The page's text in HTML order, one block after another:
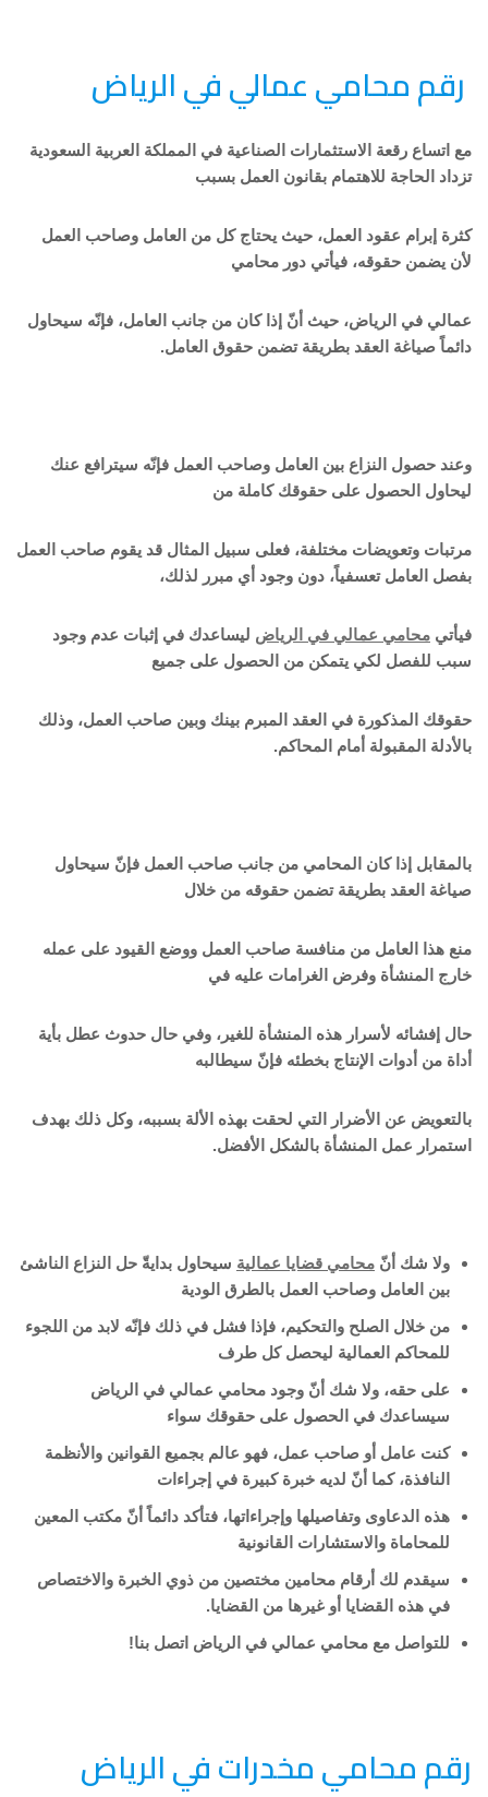
رقم محامي عمالي في الرياض
مع اتساع رقعة الاستثمارات الصناعية في المملكة العربية السعودية
تزداد الحاجة للاهتمام بقانون العمل بسبب
كثرة إبرام عقود العمل، حيث يحتاج كل من العامل وصاحب العمل
لأن يضمن حقوقه، فيأتي دور محامي
عمالي في الرياض، حيث أنّ إذا كان من جانب العامل، فإنّه سيحاول
دائماً صياغة العقد بطريقة تضمن حقوق العامل.
وعند حصول النزاع بين العامل وصاحب العمل فإنّه سيترافع عنك
ليحاول الحصول على حقوقك كاملة من
مرتبات وتعويضات مختلفة، فعلى سبيل المثال قد يقوم صاحب العمل
بفصل العامل تعسفياً، دون وجود أي مبرر لذلك،
فيأتي محامي عمالي في الرياض ليساعدك في إثبات عدم وجود
سبب للفصل لكي يتمكن من الحصول على جميع
حقوقك المذكورة في العقد المبرم بينك وبين صاحب العمل، وذلك
بالأدلة المقبولة أمام المحاكم.
بالمقابل إذا كان المحامي من جانب صاحب العمل فإنّ سيحاول
صياغة العقد بطريقة تضمن حقوقه من خلال
منع هذا العامل من منافسة صاحب العمل ووضع القيود على عمله
خارج المنشأة وفرض الغرامات عليه في
حال إفشائه لأسرار هذه المنشأة للغير، وفي حال حدوث عطل بأية
أداة من أدوات الإنتاج بخطئه فإنّ سيطالبه
بالتعويض عن الأضرار التي لحقت بهذه الألة بسببه، وكل ذلك بهدف
استمرار عمل المنشأة بالشكل الأفضل.
ولا شك أنّ محامي قضايا عمالية سيحاول بدايةّ حل النزاع الناشئ
بين العامل وصاحب العمل بالطرق الودية
من خلال الصلح والتحكيم، فإذا فشل في ذلك فإنّه لابد من اللجوء
للمحاكم العمالية ليحصل كل طرف
على حقه، ولا شك أنّ وجود محامي عمالي في الرياض
سيساعدك في الحصول على حقوقك سواء
كنت عامل أو صاحب عمل، فهو عالم بجميع القوانين والأنظمة
النافذة، كما أنّ لديه خبرة كبيرة في إجراءات
هذه الدعاوى وتفاصيلها وإجراءاتها، فتأكد دائماً أنّ مكتب المعين
للمحاماة والاستشارات القانونية
سيقدم لك أرقام محامين مختصين من ذوي الخبرة والاختصاص
في هذه القضايا أو غيرها من القضايا.
للتواصل مع محامي عمالي في الرياض اتصل بنا!
رقم محامي مخدرات في الرياض